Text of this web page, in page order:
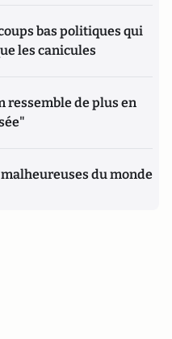
bas politiques qui
les canicules
ressemble de plus en
du monde